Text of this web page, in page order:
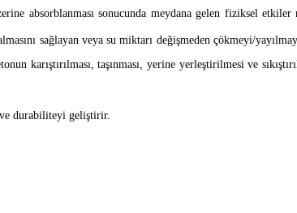
absorblanması sonucunda meydana gelen fiziksel etkiler
sağlayan veya su miktarı değişmeden çökmeyi/
taşınması, yerine yerleştirilmesi ve
ve durabiliteyi geliştirir.